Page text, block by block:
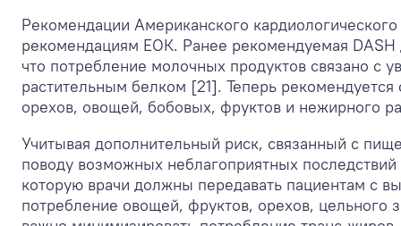
Рекомендации Американского
рекомендациям ЕОК. Ранее рекомендуемая
что потребление молочных продуктов связано с
растительным белком [21]. Теперь
орехов, овощей, бобовых, фруктов и нежирного
Учитывая дополнительный риск, связанный с
поводу возможных неблагоприятных
которую врачи должны передавать пациентам с
потребление овощей, фруктов, орехов, цельного